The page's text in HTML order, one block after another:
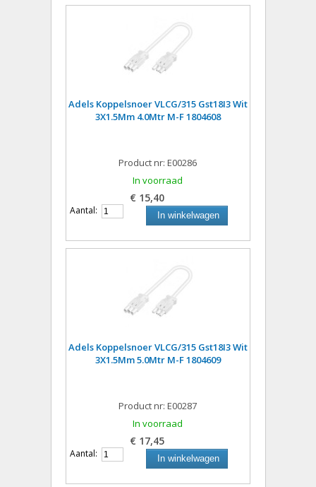
Adels Koppelsnoer VLCG/315 Gst18I3 Wit
3X1.5Mm 4.0Mtr M-F 1804608
Product nr: E00286
In voorraad
€ 15,40
Aantal: In winkelwagen
Adels Koppelsnoer VLCG/315 Gst18I3 Wit
3X1.5Mm 5.0Mtr M-F 1804609
Product nr: E00287
In voorraad
€ 17,45
Aantal: In winkelwagen